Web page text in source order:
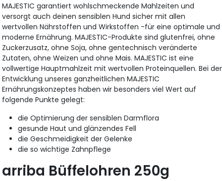
MAJESTIC garantiert wohlschmeckende Mahlzeiten und
versorgt auch deinen sensiblen Hund sicher mit allen
wertvollen Nährstoffen und Wirkstoffen -für eine optimale und
moderne Ernährung. MAJESTIC-Produkte sind glutenfrei, ohne
Zuckerzusatz, ohne Soja, ohne gentechnisch veränderte
Zutaten, ohne Weizen und ohne Mais. MAJESTIC ist eine
vollwertige Hauptmahlzeit mit wertvollen Proteinquellen. Bei der
Entwicklung unseres ganzheitlichen MAJESTIC
Ernährungskonzeptes haben wir besonders viel Wert auf
folgende Punkte gelegt:
die Optimierung der sensiblen Darmflora
gesunde Haut und glänzendes Fell
die Geschmeidigkeit der Gelenke
die so wichtige Zahnpflege
arriba Büffelohren 250g